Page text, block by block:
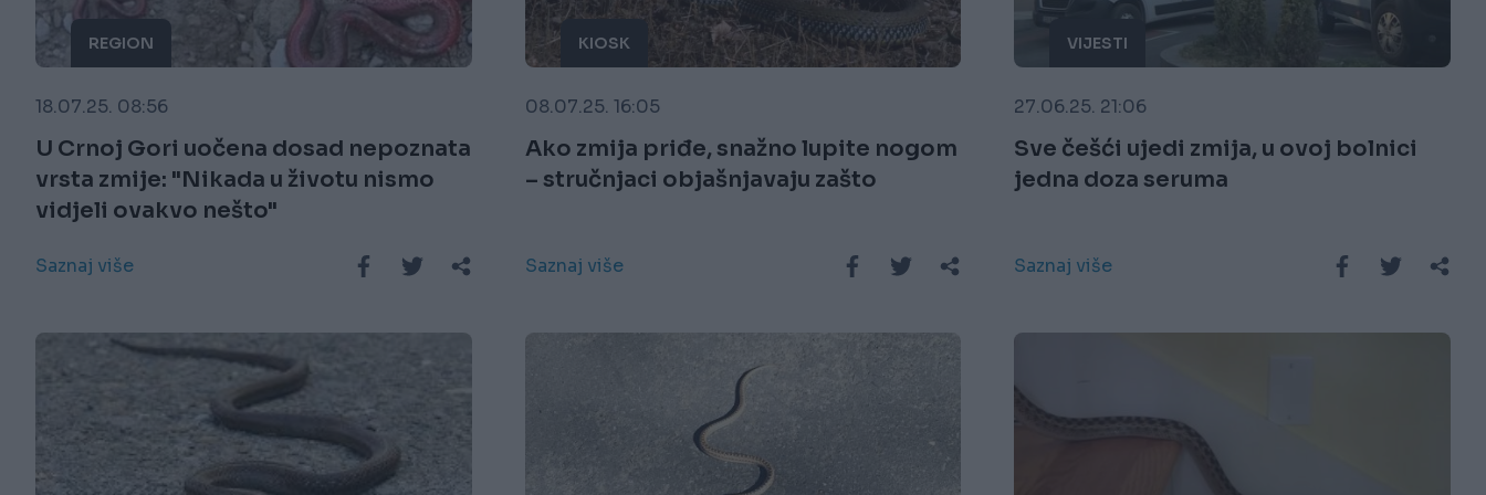
REGION
18.07.25. 08:56
U Crnoj Gori uočena dosad nepoznata
vrsta zmije: "Nikada u životu nismo
vidjeli ovakvo nešto"
Saznaj više
KIOSK
08.07.25. 16:05
Ako zmija priđe, snažno lupite nogom
– stručnjaci objašnjavaju zašto
Saznaj više
VIJESTI
27.06.25. 21:06
Sve češći ujedi zmija, u ovoj bolnici
jedna doza seruma
Saznaj više